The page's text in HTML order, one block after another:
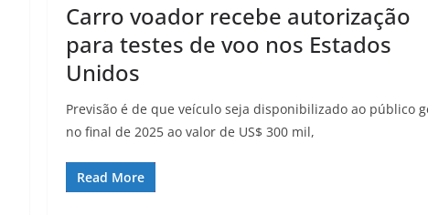
Carro voador recebe autorização
para testes de voo nos Estados
Unidos
Previsão é de que veículo seja disponibilizado ao público
no final de 2025 ao valor de US$ 300 mil,
Read More